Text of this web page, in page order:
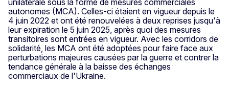
autonomes (MCA). Celles-ci étaient en vigueur depuis le
4 juin 2022 et ont été renouvelées à deux reprises jusqu'à
leur expiration le 5 juin 2025, après quoi des mesures
transitoires sont entrées en vigueur. Avec les corridors de
solidarité, les MCA ont été adoptées pour faire face aux
perturbations majeures causées par la guerre et contrer la
tendance générale à la baisse des échanges
commerciaux de l'Ukraine.